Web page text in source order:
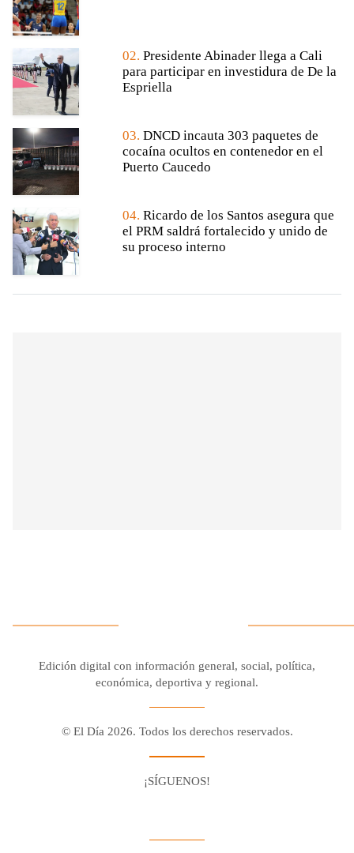
02. Presidente Abinader llega a Cali
para participar en investidura de De la
Espriella
03. DNCD incauta 303 paquetes de
cocaína ocultos en contenedor en el
Puerto Caucedo
04. Ricardo de los Santos asegura que
el PRM saldrá fortalecido y unido de
su proceso interno
Edición digital con información general, social, política,
económica, deportiva y regional.
© El Día 2026. Todos los derechos reservados.
¡SÍGUENOS!